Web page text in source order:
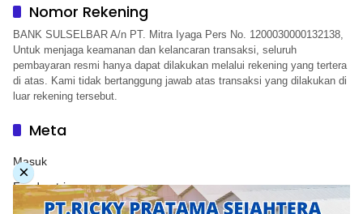
Nomor Rekening
BANK SULSELBAR A/n PT. Mitra Iyaga Pers No. 1200030000132138,
Untuk menjaga keamanan dan kelancaran transaksi, seluruh
pembayaran resmi hanya dapat dilakukan melalui rekening yang tertera
di atas. Kami tidak bertanggung jawab atas transaksi yang dilakukan di
luar rekening tersebut.
Meta
Masuk
Feed entri
Feed komentar
×